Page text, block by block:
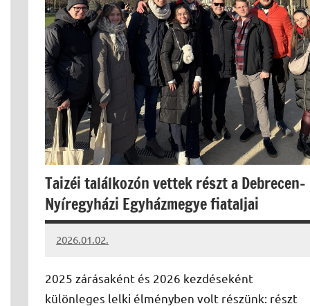
Taizéi találkozón vettek részt a Debrecen–
Nyíregyházi Egyházmegye fiataljai
2026.01.02.
Leiszt
2025 zárásaként és 2026 kezdéseként
különleges lelki élményben volt részünk: részt